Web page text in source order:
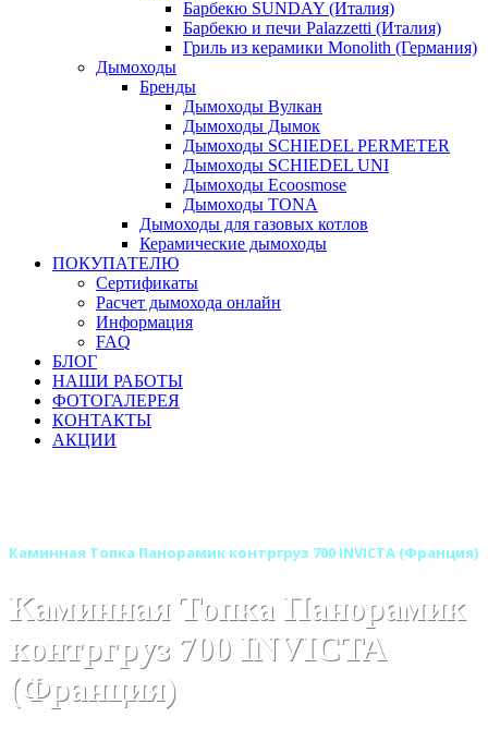
Барбекю SUNDAY (Италия)
Барбекю и печи Palazzetti (Италия)
Гриль из керамики Monolith (Германия)
Дымоходы
Бренды
Дымоходы Вулкан
Дымоходы Дымок
Дымоходы SCHIEDEL PERMETER
Дымоходы SCHIEDEL UNI
Дымоходы Ecoosmose
Дымоходы TONA
Дымоходы для газовых котлов
Керамические дымоходы
ПОКУПАТЕЛЮ
Сертификаты
Расчет дымохода онлайн
Информация
FAQ
БЛОГ
НАШИ РАБОТЫ
ФОТОГАЛЕРЕЯ
КОНТАКТЫ
АКЦИИ
Каминная Топка Панорамик контргруз 700 INVICTA (Франция)
Каминная Топка Панорамик
контргруз 700 INVICTA
(Франция)